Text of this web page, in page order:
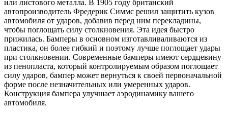
или листового металла. В 1905 году британский
автопроизводитель Фредерик Симмс решил защитить кузов
автомобиля от ударов, добавив перед ним перекладины,
чтобы поглощать силу столкновения. Эта идея быстро
прижилась. Бамперы в основном изготавливаливаются из
пластика, он более гибкий и поэтому лучше поглощает удары
при столкновении. Современные бамперы имеют сердцевину
из пенопласта, который контролируемым образом поглощает
силу ударов, бампер может вернуться к своей первоначальной
форме после незначительных или умеренных ударов.
Конструкция бампера улучшает аэродинамику вашего
автомобиля.